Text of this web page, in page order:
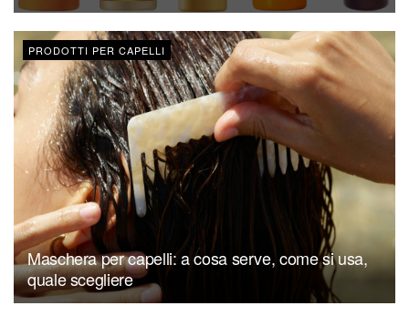
PRODOTTI PER CAPELLI
Maschera per capelli: a cosa serve, come si usa,
quale scegliere